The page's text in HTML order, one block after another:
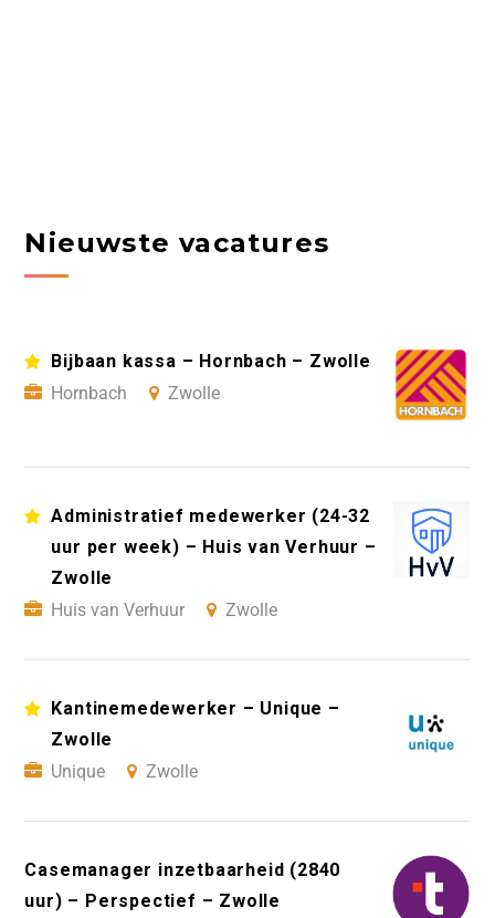
Nieuwste vacatures
Bijbaan kassa – Hornbach – Zwolle
Hornbach
Zwolle
Administratief medewerker (24-32
uur per week) – Huis van Verhuur –
Zwolle
Huis van Verhuur
Zwolle
Kantinemedewerker – Unique –
Zwolle
Unique
Zwolle
Casemanager inzetbaarheid (2840
uur) – Perspectief – Zwolle